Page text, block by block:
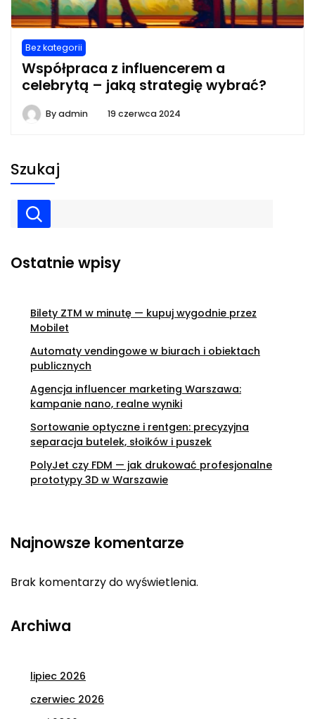
Bez kategorii
Współpraca z influencerem a
celebrytą – jaką strategię wybrać?
Byadmin 19 czerwca 2024
Szukaj
Ostatnie wpisy
Bilety ZTM w minutę — kupuj wygodnie przez
Mobilet
Automaty vendingowe w biurach i obiektach
publicznych
Agencja influencer marketing Warszawa:
kampanie nano, realne wyniki
Sortowanie optyczne i rentgen: precyzyjna
separacja butelek, słoików i puszek
PolyJet czy FDM — jak drukować profesjonalne
prototypy 3D w Warszawie
Najnowsze komentarze
Brak komentarzy do wyświetlenia.
Archiwa
lipiec 2026
czerwiec 2026